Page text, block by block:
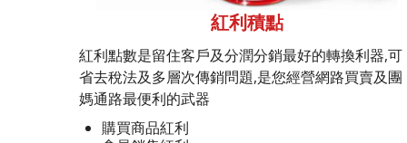
紅利積點
紅利點數是留住客戶及分潤分銷最好的轉換利器,可
省去稅法及多層次傳銷問題,是您經營網路買賣及團
媽通路最便利的武器
購買商品紅利